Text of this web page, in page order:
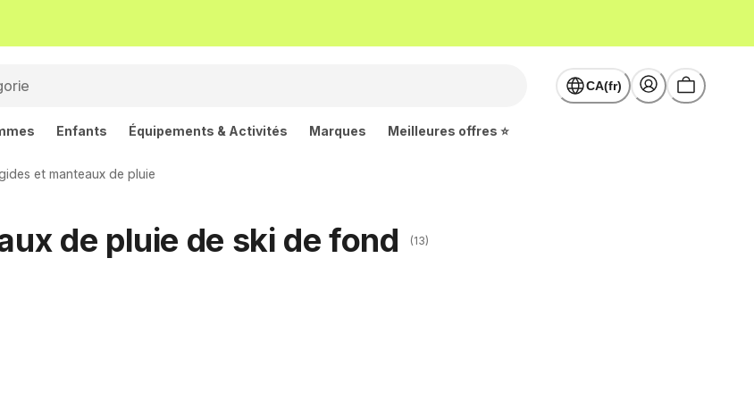
CA(fr)
Enfants Équipements & Activités Marques Meilleures offres ⭐
et manteaux de pluie
de pluie de ski de fond (13)